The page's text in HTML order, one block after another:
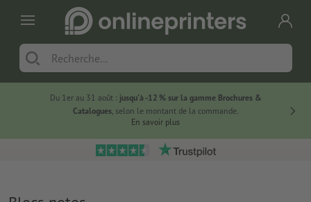
Du 1er au 31 août : jusqu’à -12 % sur la gamme Brochures &
Catalogues, selon le montant de la commande.
En savoir plus